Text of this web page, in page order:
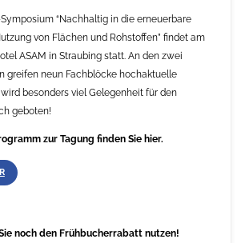
Symposium “Nachhaltig in die erneuerbare
von Flächen und Rohstoffen” findet am
ASAM in Straubing statt. An den zwei
greifen neun Fachblöcke hochaktuelle
besonders viel Gelegenheit für den
geboten!
zur Tagung finden Sie hier.
noch den Frühbucherrabatt nutzen!